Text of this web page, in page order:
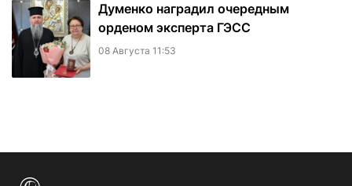
Думенко наградил очередным
орденом эксперта ГЭСС
08 Августа 11:53